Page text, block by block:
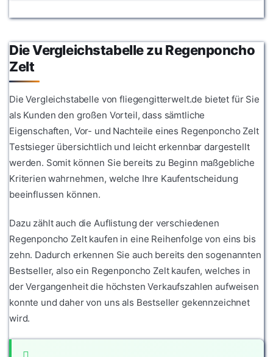
Die Vergleichstabelle zu Regenponcho
Zelt
Die Vergleichstabelle von fliegengitterwelt.de bietet für Sie
als Kunden den großen Vorteil, dass sämtliche
Eigenschaften, Vor- und Nachteile eines Regenponcho Zelt
Testsieger übersichtlich und leicht erkennbar dargestellt
werden. Somit können Sie bereits zu Beginn maßgebliche
Kriterien wahrnehmen, welche Ihre Kaufentscheidung
beeinflussen können.
Dazu zählt auch die Auflistung der verschiedenen
Regenponcho Zelt kaufen in eine Reihenfolge von eins bis
zehn. Dadurch erkennen Sie auch bereits den sogenannten
Bestseller, also ein Regenponcho Zelt kaufen, welches in
der Vergangenheit die höchsten Verkaufszahlen aufweisen
konnte und daher von uns als Bestseller gekennzeichnet
wird.